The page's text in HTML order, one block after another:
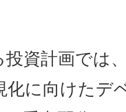
投資計画では
に向けたデ